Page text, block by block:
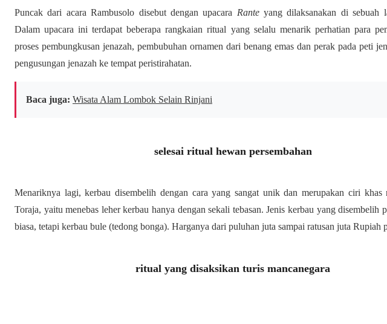
Puncak dari acara Rambusolo disebut dengan upacara Ranteyang dilaksanakan di sebuah
Dalam upacara ini terdapat beberapa rangkaian ritual yang selalu menarik perhatian para
proses pembungkusan jenazah, pembubuhan ornamen dari benang emas dan perak pada peti
pengusungan jenazah ke tempat peristirahatan.
Baca juga: Wisata Alam Lombok Selain Rinjani
selesai ritual hewan persembahan
Menariknya lagi, kerbau disembelih dengan cara yang sangat unik dan merupakan ciri khas
Toraja, yaitu menebas leher kerbau hanya dengan sekali tebasan. Jenis kerbau yang disembelih
biasa, tetapi kerbau bule (tedong bonga). Harganya dari puluhan juta sampai ratusan juta Rupiah
ritual yang disaksikan turis mancanegara